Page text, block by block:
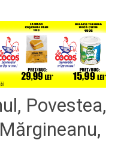
Povestea,